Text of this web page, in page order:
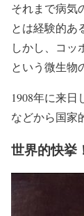
それまで病気
とは経験的あ
しかし、コッ
という微生物
1908年に来
などから国家
世界的快挙